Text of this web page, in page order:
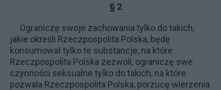
§ 2
Ograniczę swoje zachowania tylko do takich,
jakie określi Rzeczpospolita Polska, będę
konsumował tylko te substancje, na które
Rzeczpospolita Polska zezwoli, ograniczę swe
czynności seksualne tylko do takich, na które
pozwala Rzeczpospolita Polska, porzucę wierzenia